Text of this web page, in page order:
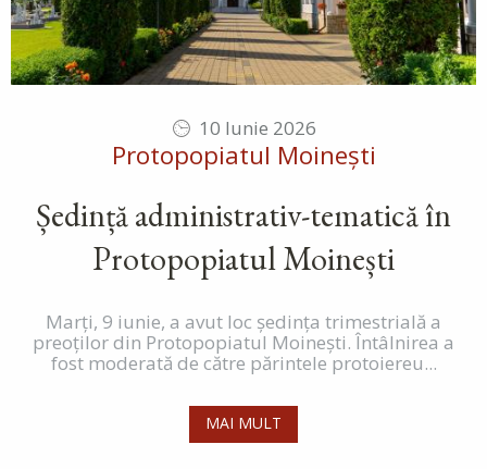
10 Iunie 2026
Protopopiatul Moinești
Ședință administrativ-tematică în
Protopopiatul Moinești
Marți, 9 iunie, a avut loc ședința trimestrială a
preoților din Protopopiatul Moinești. Întâlnirea a
fost moderată de către părintele protoiereu...
MAI MULT